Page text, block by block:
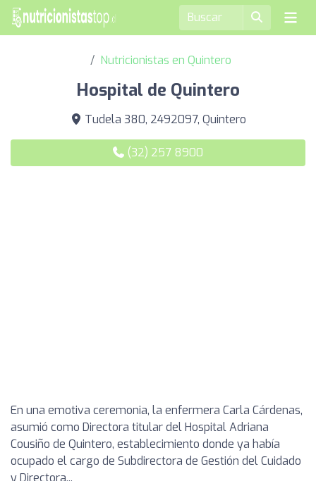
Nutricionistas en Quintero
Hospital de Quintero
Tudela 380, 2492097, Quintero
(32) 257 8900
En una emotiva ceremonia, la enfermera Carla Cárdenas,
asumió como Directora titular del Hospital Adriana
Cousiño de Quintero, establecimiento donde ya había
ocupado el cargo de Subdirectora de Gestión del Cuidado
y Directora...